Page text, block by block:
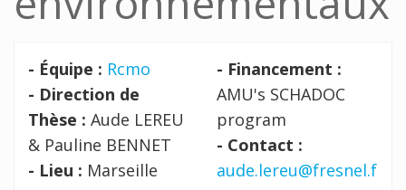
- Équipe : Rcmo
- Direction de
Thèse : Aude LEREU
& Pauline BENNET
- Lieu : Marseille
- Financement :
AMU's SCHADOC
program
- Contact :
aude.lereu@fresnel.f